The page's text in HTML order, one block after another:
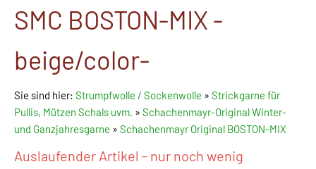
SMC BOSTON-MIX -
beige/color-
Sie sind hier: Strumpfwolle / Sockenwolle » Strickgarne für
Pullis, Mützen Schals uvm. » Schachenmayr-Original Winter-
und Ganzjahresgarne » Schachenmayr Original BOSTON-MIX
Auslaufender Artikel - nur noch wenig